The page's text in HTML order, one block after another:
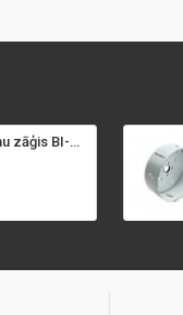
SPECIALIST+ caurumu zāģis BI-METAL, 92 mm